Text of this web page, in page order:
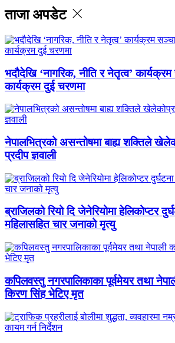
ताजा अपडेट
भदौदेखि ‘नागरिक, नीति र नेतृत्व’ कार्यक्रम
कार्यक्रम दुई चरणमा
नेपालभित्रको असन्तोषमा बाह्य शक्तिले
प्रदीप ज्ञवाली
ब्राजिलको रियो दि जेनेरियोमा हेलिकोप्टर
महिलासहित चार जनाको मृत्यु
कपिलवस्तु नगरपालिकाका पूर्वमेयर तथा
किरण सिंह भेटिए मृत